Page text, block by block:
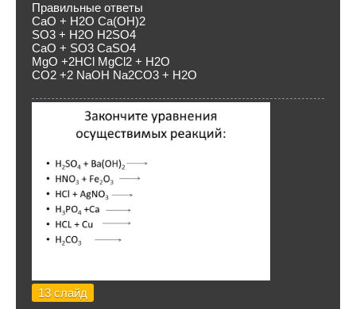
Правильные ответы
СаO + H2O Ca(OH)2
SO3 + H2O H2SO4
CaO + SO3 CaSO4
MgO +2HCl MgCl2 + H2O
CO2 +2 NaOH Na2CO3 + H2O
13 слайд